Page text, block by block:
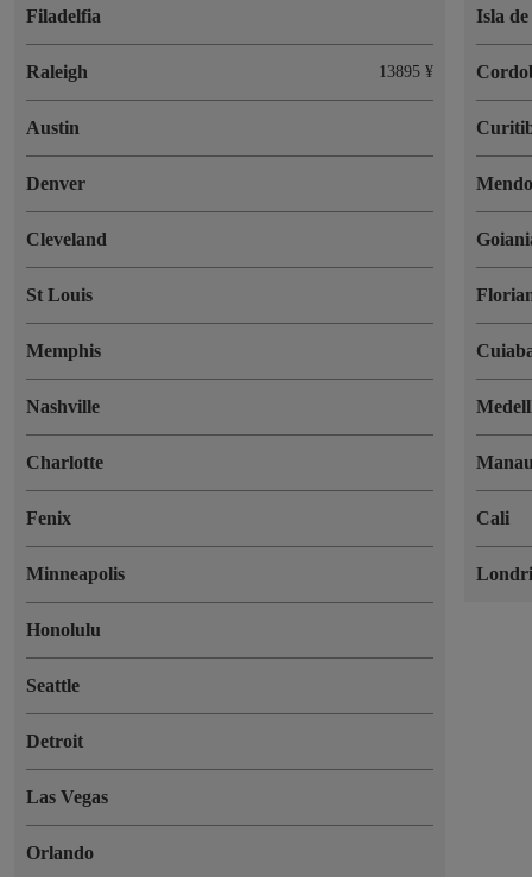
Filadelfia
Raleigh 13895 ¥
Austin
Denver
Cleveland
St Louis
Memphis
Nashville
Charlotte
Fenix
Minneapolis
Honolulu
Seattle
Detroit
Las Vegas
Orlando
Isla de
Cali